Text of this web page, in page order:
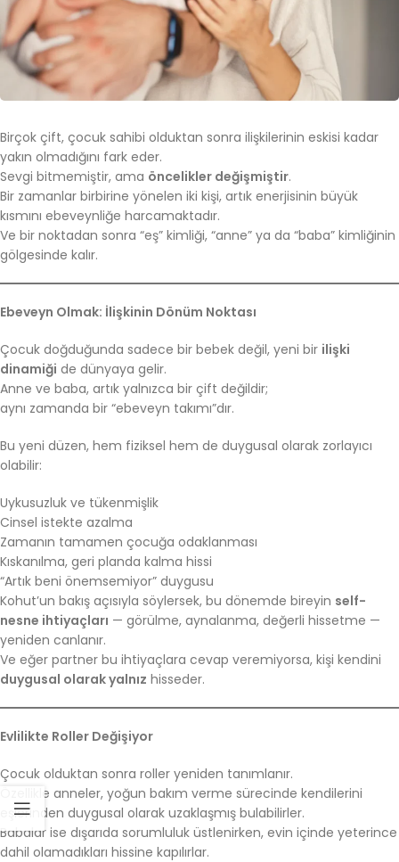
Birçok çift, çocuk sahibi olduktan sonra ilişkilerinin eskisi kadar
yakın olmadığını fark eder.
Sevgi bitmemiştir, ama öncelikler değişmiştir.
Bir zamanlar birbirine yönelen iki kişi, artık enerjisinin büyük
kısmını ebeveynliğe harcamaktadır.
Ve bir noktadan sonra “eş” kimliği, “anne” ya da “baba” kimliğinin
gölgesinde kalır.
Ebeveyn Olmak: İlişkinin Dönüm Noktası
Çocuk doğduğunda sadece bir bebek değil, yeni bir ilişki
dinamiği de dünyaya gelir.
Anne ve baba, artık yalnızca bir çift değildir;
aynı zamanda bir “ebeveyn takımı”dır.
Bu yeni düzen, hem fiziksel hem de duygusal olarak zorlayıcı
olabilir:
Uykusuzluk ve tükenmişlik
Cinsel istekte azalma
Zamanın tamamen çocuğa odaklanması
Kıskanılma, geri planda kalma hissi
“Artık beni önemsemiyor” duygusu
Kohut’un bakış açısıyla söylersek, bu dönemde bireyin self-
nesne ihtiyaçları — görülme, aynalanma, değerli hissetme —
yeniden canlanır.
Ve eğer partner bu ihtiyaçlara cevap veremiyorsa, kişi kendini
duygusal olarak yalnız hisseder.
Evlilikte Roller Değişiyor
Çocuk olduktan sonra roller yeniden tanımlanır.
Özellikle anneler, yoğun bakım verme sürecinde kendilerini
eşlerinden duygusal olarak uzaklaşmış bulabilirler.
Babalar ise dışarıda sorumluluk üstlenirken, evin içinde yeterince
dahil olamadıkları hissine kapılırlar.